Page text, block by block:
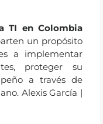
TI en Colombia
un propósito
a implementar
proteger su
a través de
Alexis García |